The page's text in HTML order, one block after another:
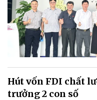
Hút vốn FDI chất
trưởng 2 con số